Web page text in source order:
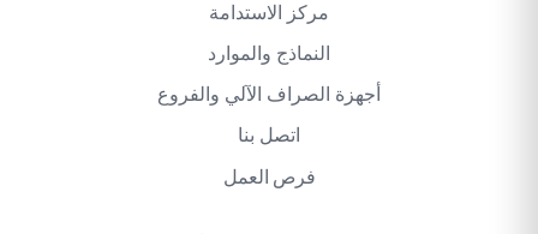
مركز الاستدامة
النماذج والموارد
أجهزة الصراف الآلي والفروع
اتصل بنا
فرص العمل